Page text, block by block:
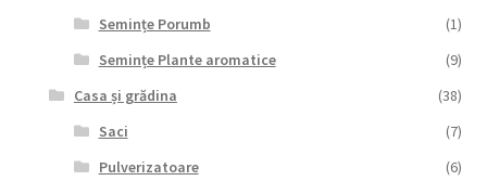
Semințe Porumb
(1)
Semințe Plante aromatice
(9)
Casa și grădina
(38)
Saci
(7)
Pulverizatoare
(6)